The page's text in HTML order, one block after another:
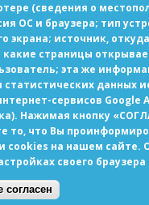
Вакансии
МГУ-Саров 2021 Все
(сведения о
ОС и браузера; тип
экрана; источник,
какие страницы
эта же
статистических данных
сервисов Google
Нажимая кнопку
то, что Вы
cookies на нашем сайте.
своего браузера
согласен